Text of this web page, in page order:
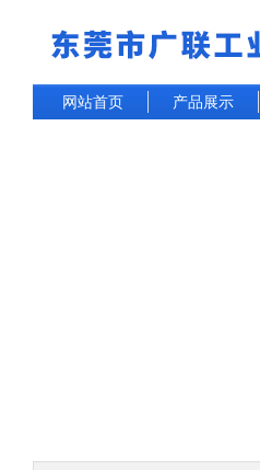
网站首页 产品展示